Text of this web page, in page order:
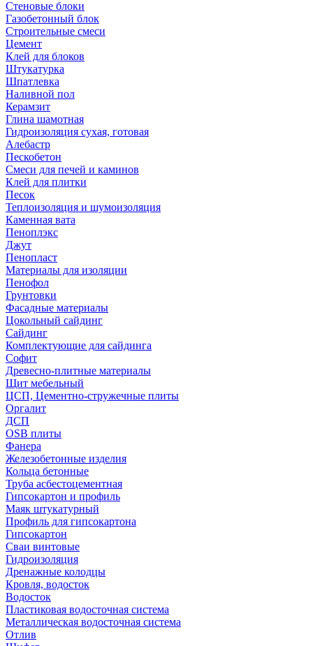
Стеновые блоки
Газобетонный блок
Строительные смеси
Цемент
Клей для блоков
Штукатурка
Шпатлевка
Наливной пол
Керамзит
Глина шамотная
Гидроизоляция сухая, готовая
Алебастр
Пескобетон
Смеси для печей и каминов
Клей для плитки
Песок
Теплоизоляция и шумоизоляция
Каменная вата
Пеноплэкс
Джут
Пенопласт
Материалы для изоляции
Пенофол
Грунтовки
Фасадные материалы
Цокольный сайдинг
Сайдинг
Комплектующие для сайдинга
Софит
Древесно-плитные материалы
Щит мебельный
ЦСП, Цементно-стружечные плиты
Оргалит
ДСП
OSB плиты
Фанера
Железобетонные изделия
Кольца бетонные
Труба асбестоцементная
Гипсокартон и профиль
Маяк штукатурный
Профиль для гипсокартона
Гипсокартон
Сваи винтовые
Гидроизоляция
Дренажные колодцы
Кровля, водосток
Водосток
Пластиковая водосточная система
Металлическая водосточная система
Отлив